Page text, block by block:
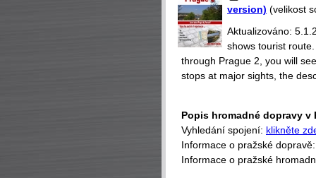
version) (velikost
Aktualizováno:
shows tourist
through Prague 2, you will
stops at major sights, the
Popis hromadné dopravy v
Vyhledání spojení: klikněte
Informace o pražské
Informace o pražské